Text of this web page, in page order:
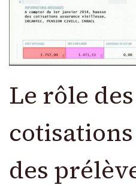
Le rôle des
des